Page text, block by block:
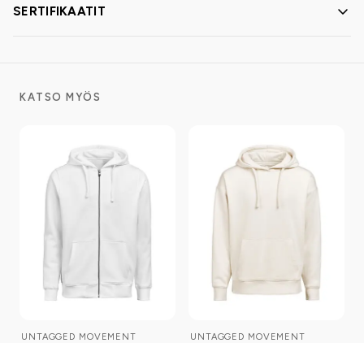
SERTIFIKAATIT
KATSO MYÖS
UNTAGGED MOVEMENT UNTAGGED MOVEMENT